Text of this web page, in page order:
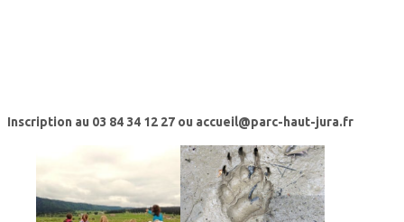
Inscription au 03 84 34 12 27 ou accueil@parc-haut-jura.fr